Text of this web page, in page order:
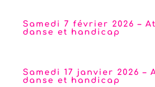
Samedi 7 février 2026 –
danse et handicap
Samedi 17 janvier 2026 –
danse et handicap